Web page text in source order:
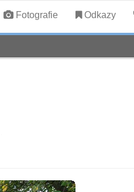
Fotografie Odkazy